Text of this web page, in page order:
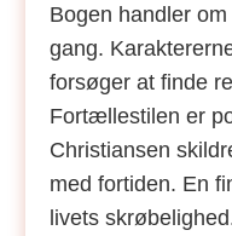
Bogen handler
gang.
forsøger at finde
Fortællestilen er
Christiansen
med fortiden. En
livets